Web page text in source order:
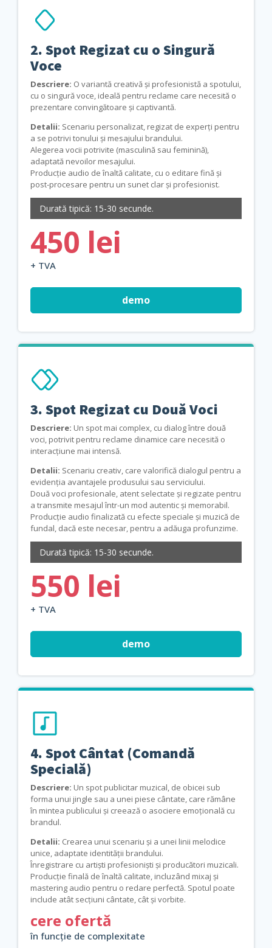
2. Spot Regizat cu o Singură
Voce
Descriere: O variantă creativă și profesionistă a spotului,
cu o singură voce, ideală pentru reclame care necesită o
prezentare convingătoare și captivantă.
Detalii: Scenariu personalizat, regizat de experți pentru
a se potrivi tonului și mesajului brandului.
Alegerea vocii potrivite (masculină sau feminină),
adaptată nevoilor mesajului.
Producție audio de înaltă calitate, cu o editare fină și
post-procesare pentru un sunet clar și profesionist.
Durată tipică: 15-30 secunde.
450 lei
+ TVA
demo
3. Spot Regizat cu Două Voci
Descriere: Un spot mai complex, cu dialog între două
voci, potrivit pentru reclame dinamice care necesită o
interacțiune mai intensă.
Detalii: Scenariu creativ, care valorifică dialogul pentru a
evidenția avantajele produsului sau serviciului.
Două voci profesionale, atent selectate și regizate pentru
a transmite mesajul într-un mod autentic și memorabil.
Producție audio finalizată cu efecte speciale și muzică de
fundal, dacă este necesar, pentru a adăuga profunzime.
Durată tipică: 15-30 secunde.
550 lei
+ TVA
demo
4. Spot Cântat (Comandă
Specială)
Descriere: Un spot publicitar muzical, de obicei sub
forma unui jingle sau a unei piese cântate, care rămâne
în mintea publicului și creează o asociere emoțională cu
brandul.
Detalii: Crearea unui scenariu și a unei linii melodice
unice, adaptate identității brandului.
Înregistrare cu artiști profesioniști și producători muzicali.
Producție finală de înaltă calitate, incluzând mixaj și
mastering audio pentru o redare perfectă. Spotul poate
include atât secțiuni cântate, cât și vorbite.
cere ofertă
în funcție de complexitate